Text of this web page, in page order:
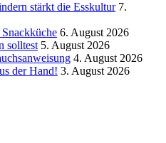
stärkt die Esskultur 7.
Snackküche 6. August 2026
solltest 5. August 2026
4. August 2026
der Hand! 3. August 2026